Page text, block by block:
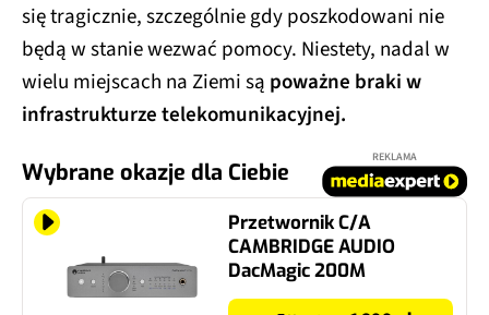
się tragicznie, szczególnie gdy poszkodowani nie
będą w stanie wezwać pomocy. Niestety, nadal w
wielu miejscach na Ziemi są poważne braki w
infrastrukturze telekomunikacyjnej.
Wybrane okazje dla Ciebie
REKLAMA
Przetwornik C/A
CAMBRIDGE AUDIO
DacMagic 200M